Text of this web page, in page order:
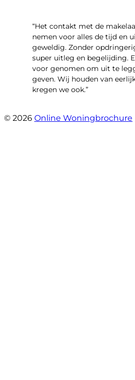
“Het contakt met de
nemen voor alles de tijd en
geweldig. Zonder
super uitleg en begelijding.
voor genomen om uit te
geven. Wij houden van
kregen we ook.”
© 2026 Online Woningbrochure